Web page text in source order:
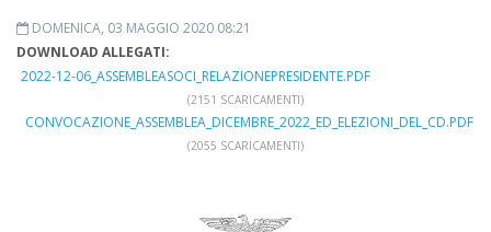
DOMENICA, 03 MAGGIO 2020 08:21
DOWNLOAD ALLEGATI:
2022-12-06_ASSEMBLEASOCI_RELAZIONEPRESIDENTE.PDF
(2151 SCARICAMENTI)
CONVOCAZIONE_ASSEMBLEA_DICEMBRE_2022_ED_ELEZIONI_DEL_CD.PDF
(2055 SCARICAMENTI)